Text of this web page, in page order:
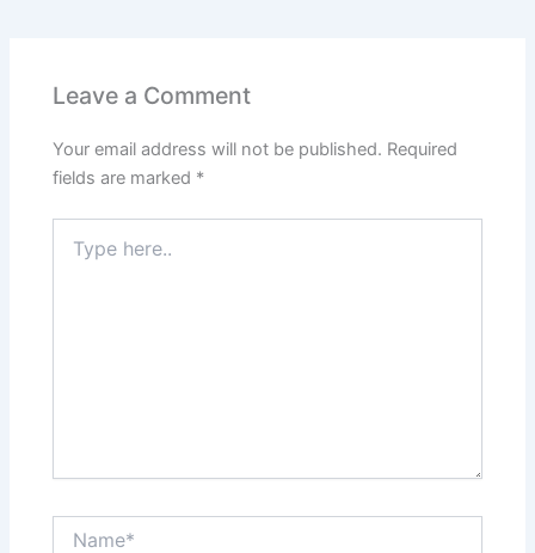
Leave a Comment
Your email address will not be published. Required
fields are marked *
here..